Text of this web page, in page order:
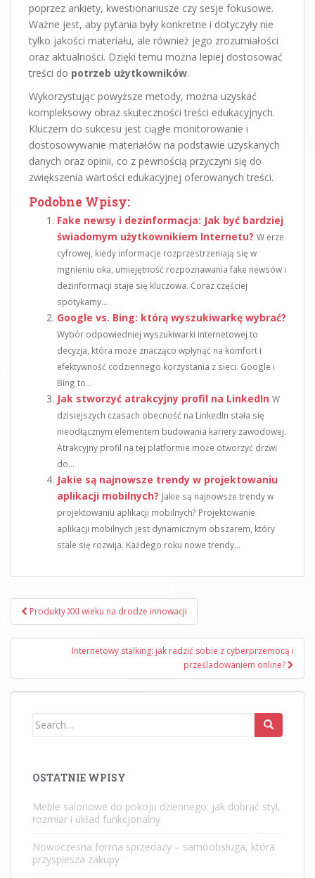
poprzez ankiety, kwestionariusze czy sesje fokusowe.
Ważne jest, aby pytania były konkretne i dotyczyły nie
tylko jakości materiału, ale również jego zrozumiałości
oraz aktualności. Dzięki temu można lepiej dostosować
treści do potrzeb użytkowników.
Wykorzystując powyższe metody, można uzyskać
kompleksowy obraz skuteczności treści edukacyjnych.
Kluczem do sukcesu jest ciągłe monitorowanie i
dostosowywanie materiałów na podstawie uzyskanych
danych oraz opinii, co z pewnością przyczyni się do
zwiększenia wartości edukacyjnej oferowanych treści.
Podobne Wpisy:
Fake newsy i dezinformacja: Jak być bardziej
świadomym użytkownikiem Internetu? W erze
cyfrowej, kiedy informacje rozprzestrzeniają się w
mgnieniu oka, umiejętność rozpoznawania fake newsów i
dezinformacji staje się kluczowa. Coraz częściej
spotykamy...
Google vs. Bing: którą wyszukiwarkę wybrać?
Wybór odpowiedniej wyszukiwarki internetowej to
decyzja, która może znacząco wpłynąć na komfort i
efektywność codziennego korzystania z sieci. Google i
Bing to...
Jak stworzyć atrakcyjny profil na LinkedIn W
dzisiejszych czasach obecność na LinkedIn stała się
nieodłącznym elementem budowania kariery zawodowej.
Atrakcyjny profil na tej platformie może otworzyć drzwi
do...
Jakie są najnowsze trendy w projektowaniu
aplikacji mobilnych? Jakie są najnowsze trendy w
projektowaniu aplikacji mobilnych? Projektowanie
aplikacji mobilnych jest dynamicznym obszarem, który
stale się rozwija. Każdego roku nowe trendy...
Nawigacja
wpisu
Produkty XXI wieku na drodze innowacji
Internetowy stalking: jak radzić sobie z cyberprzemocą i
prześladowaniem online?
Search
OSTATNIE WPISY
Meble salonowe do pokoju dziennego: jak dobrać styl,
rozmiar i układ funkcjonalny
Nowoczesna forma sprzedaży – samoobsługa, która
przyspiesza zakupy